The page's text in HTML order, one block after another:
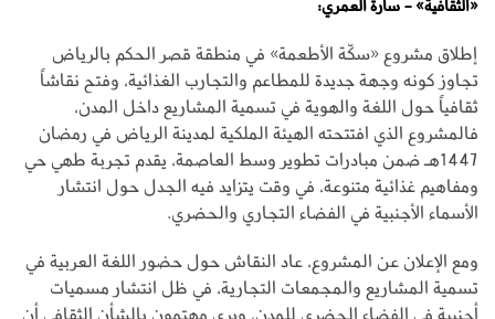
«الثقافية» - سارة العمري:
إطلاق مشروع «سكّة الأطعمة» في منطقة قصر الحكم بالرياض
تجاوز كونه وجهة جديدة للمطاعم والتجارب الغذائية، وفتح نقاشاً
ثقافياً حول اللغة والهوية في تسمية المشاريع داخل المدن،
فالمشروع الذي افتتحته الهيئة الملكية لمدينة الرياض في رمضان
1447هـ ضمن مبادرات تطوير وسط العاصمة، يقدم تجربة طهي حي
ومفاهيم غذائية متنوعة، في وقت يتزايد فيه الجدل حول انتشار
الأسماء الأجنبية في الفضاء التجاري والحضري.
ومع الإعلان عن المشروع، عاد النقاش حول حضور اللغة العربية في
تسمية المشاريع والمجمعات التجارية، في ظل انتشار مسميات
أجنبية في الفضاء الحضري للمدن، ويرى مهتمون بالشأن الثقافي أن